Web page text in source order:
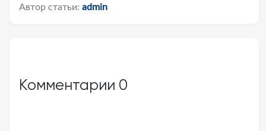
Автор статьи: admin
Комментарии 0